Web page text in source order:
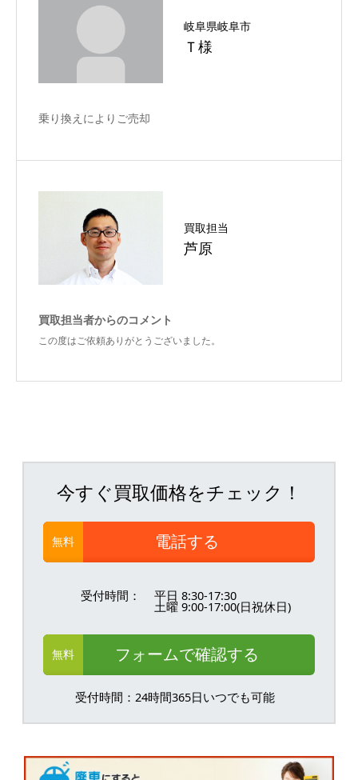
岐阜県岐阜市
Ｔ様
乗り換えによりご売却
買取担当
芦原
買取担当者からのコメント
この度はご依頼ありがとうございました。
今すぐ買取価格をチェック！
無料 電話する
受付時間： 平日 8:30-17:30
土曜 9:00-17:00(日祝休日)
無料 フォームで確認する
受付時間：24時間365日いつでも可能